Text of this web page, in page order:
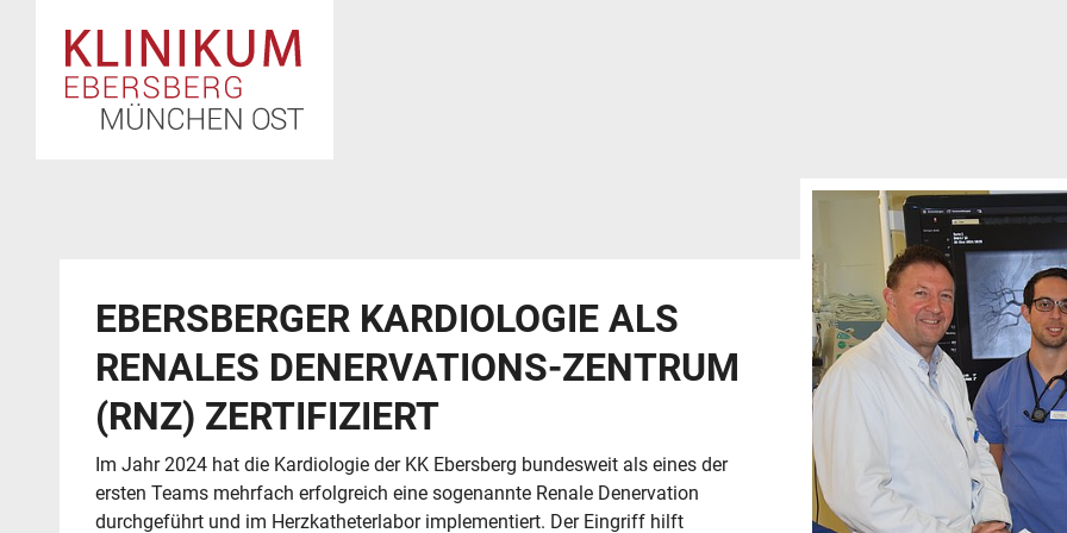
EBERSBERGER KARDIOLOGIE ALS
RENALES DENERVATIONS-ZENTRUM
(RNZ) ZERTIFIZIERT
Im Jahr 2024 hat die Kardiologie der KK Ebersberg bundesweit als eines der
ersten Teams mehrfach erfolgreich eine sogenannte Renale Denervation
durchgeführt und im Herzkatheterlabor implementiert. Der Eingriff hilft